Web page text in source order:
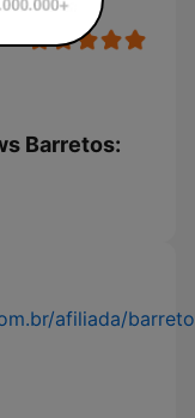
Barretos:
afiliada/